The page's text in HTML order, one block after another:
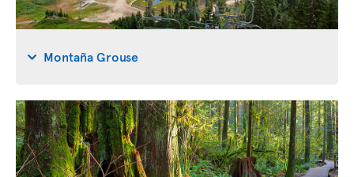
Montaña Grouse